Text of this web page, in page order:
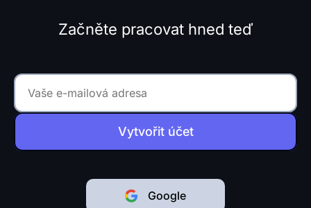
Začněte pracovat hned teď
Vytvořit účet
Google